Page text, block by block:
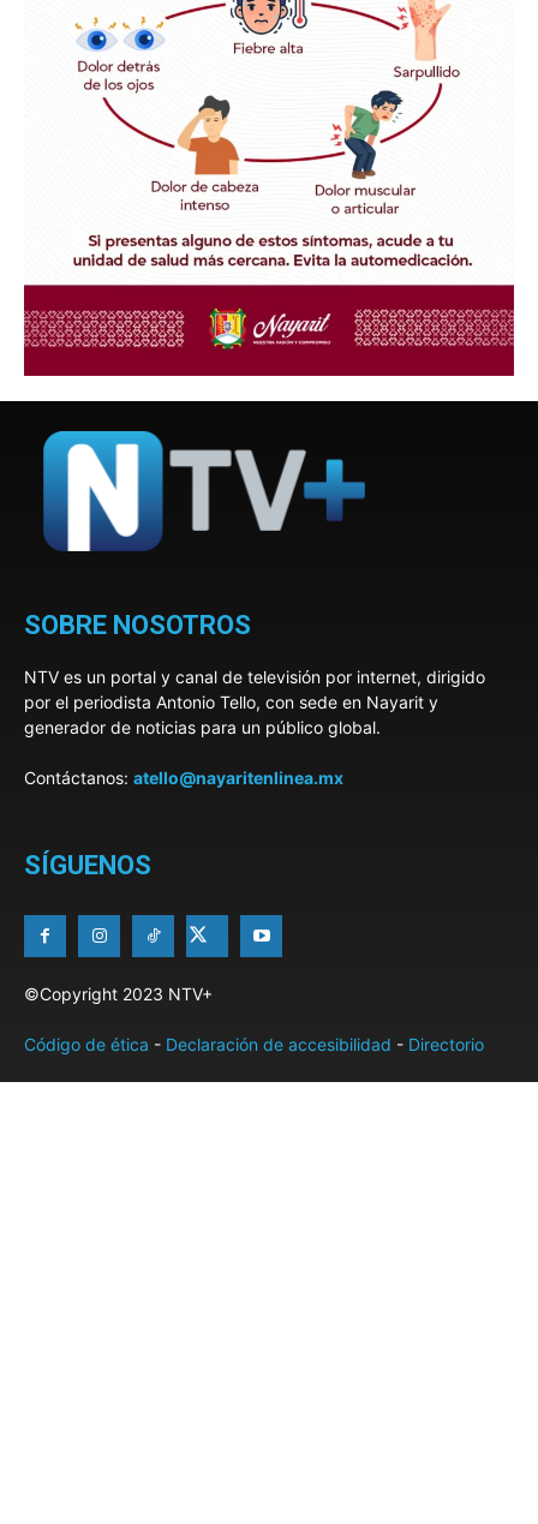
SOBRE NOSOTROS
NTV es un portal y canal de televisión por internet, dirigido
por el periodista Antonio Tello, con sede en Nayarit y
generador de noticias para un público global.
Contáctanos: atello@nayaritenlinea.mx
SÍGUENOS
©Copyright 2023 NTV+
Código de ética - Declaración de accesibilidad - Directorio